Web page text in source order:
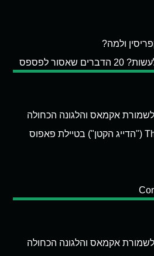
ולמה?
לפספס
אקמאס והלגונה הכחולה
אקמאס והלגונה הכחולה